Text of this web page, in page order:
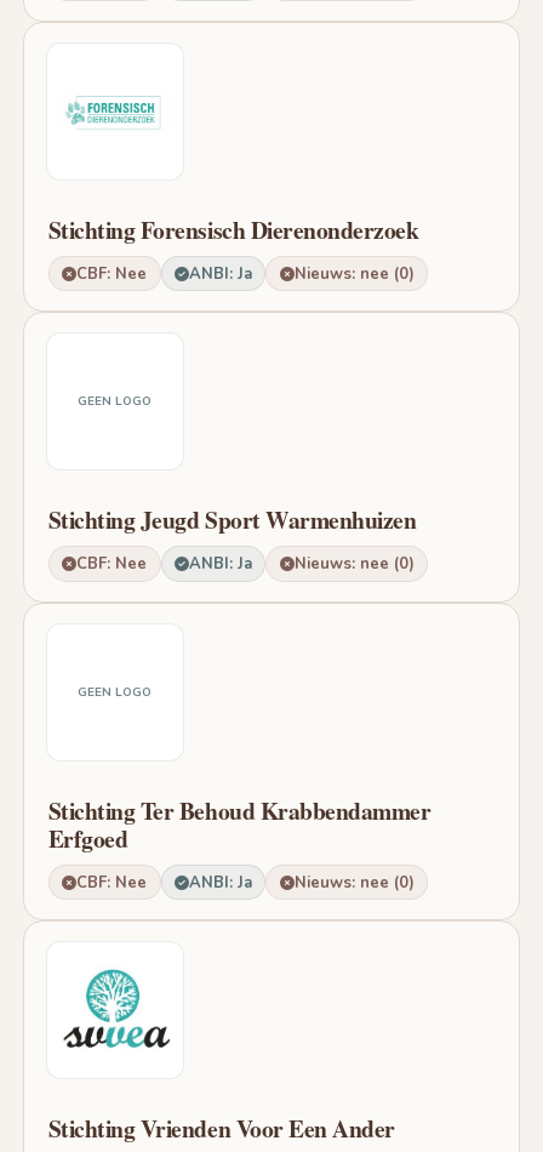
Stichting Forensisch Dierenonderzoek
CBF: Nee ANBI: Ja Nieuws: nee (0)
GEEN LOGO
Stichting Jeugd Sport Warmenhuizen
CBF: Nee ANBI: Ja Nieuws: nee (0)
GEEN LOGO
Stichting Ter Behoud Krabbendammer
Erfgoed
CBF: Nee ANBI: Ja Nieuws: nee (0)
Stichting Vrienden Voor Een Ander